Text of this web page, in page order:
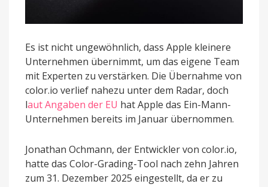
Es ist nicht ungewöhnlich, dass Apple kleinere
Unternehmen übernimmt, um das eigene Team
mit Experten zu verstärken. Die Übernahme von
color.io verlief nahezu unter dem Radar, doch
laut Angaben der EU hat Apple das Ein-Mann-
Unternehmen bereits im Januar übernommen.
Jonathan Ochmann, der Entwickler von color.io,
hatte das Color-Grading-Tool nach zehn Jahren
zum 31. Dezember 2025 eingestellt, da er zu